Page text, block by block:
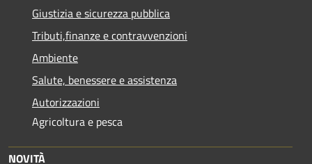
Giustizia e sicurezza pubblica
Tributi,finanze e contravvenzioni
Ambiente
Salute, benessere e assistenza
Autorizzazioni
Agricoltura e pesca
NOVITÀ